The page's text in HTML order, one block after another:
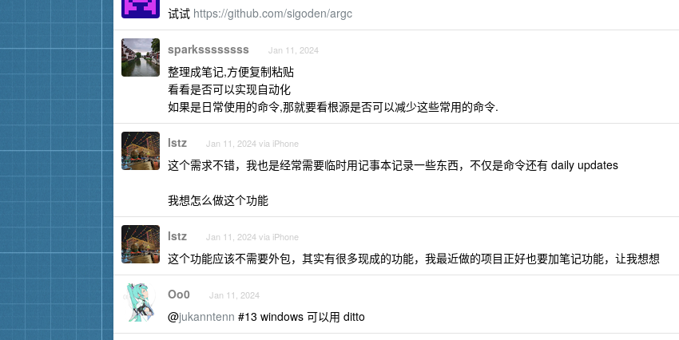
试试 https://github.com/sigoden/argc
sparkssssssss Jan 11, 2024
整理成笔记,方便复制粘贴
看看是否可以实现自动化
如果是日常使用的命令,那就要看根源是否可以减少这些常用的命令.
lstz Jan 11, 2024 via iPhone
这个需求不错，我也是经常需要临时用记事本记录一些东西，不仅是命令还有 daily updates
我想怎么做这个功能
lstz Jan 11, 2024 via iPhone
这个功能应该不需要外包，其实有很多现成的功能，我最近做的项目正好也要加笔记功能，让我想想
Oo0 Jan 11, 2024
@jukanntenn #13 windows 可以用 ditto